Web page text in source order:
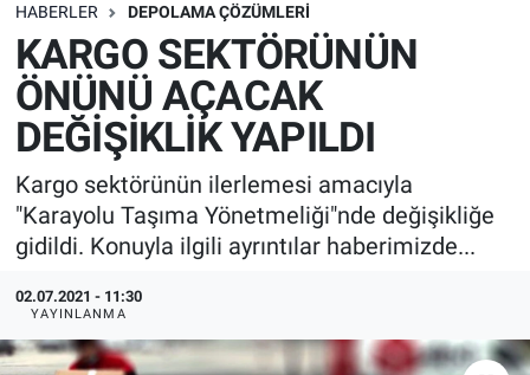
HABERLER DEPOLAMA ÇÖZÜMLERI
KARGO SEKTÖRÜNÜN
ÖNÜNÜ AÇACAK
DEĞİŞİKLİK YAPILDI
Kargo sektörünün ilerlemesi amacıyla
"Karayolu Taşıma Yönetmeliği"nde değişikliğe
gidildi. Konuyla ilgili ayrıntılar haberimizde...
02.07.2021 - 11:30
YAYINLANMA
Depolama Çözümleri
İnşaat ve Malzeme
HaberOrtak
EndüstriST
Enerjisini Üreten Fabrikalar